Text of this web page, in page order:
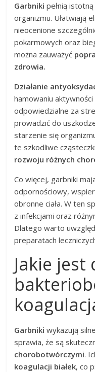
Garbniki pełnią
organizmu. Ułatwiają
nieocenione
pokarmowych oraz
można zauważyć
zdrowia.
Działanie
hamowaniu
odpowiedzialne za
prowadzić do
starzenie się
te szkodliwe
rozwoju różnych
Co więcej, garbniki
odpornościowy,
obronne ciała. W ten
z infekcjami oraz
Dlatego warto
preparatach
Jakie jest
Garbniki wykazują
sprawia, że są
chorobotwórczymi.
koagulacji białek, co